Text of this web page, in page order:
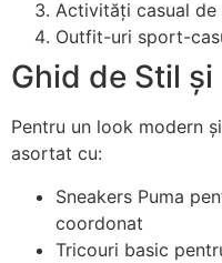
Activități casual de
Outfit-uri sport-
Ghid de Stil
Pentru un look modern
asortat cu:
Sneakers Puma
coordonat
Tricouri basic